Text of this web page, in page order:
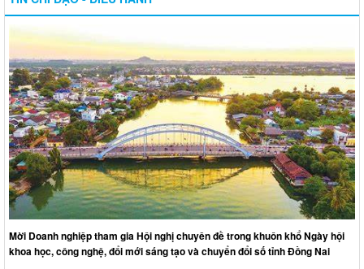
Mời Doanh nghiệp tham gia Hội nghị chuyên đề trong khuôn khổ Ngày hội
khoa học, công nghệ, đổi mới sáng tạo và chuyển đổi số tỉnh Đồng Nai